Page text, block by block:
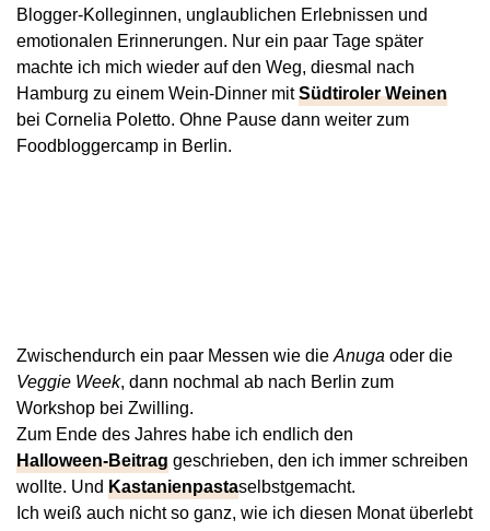
Blogger-Kolleginnen, unglaublichen Erlebnissen und
emotionalen Erinnerungen. Nur ein paar Tage später
machte ich mich wieder auf den Weg, diesmal nach
Hamburg zu einem Wein-Dinner mitSüdtiroler Weinen
bei Cornelia Poletto. Ohne Pause dann weiter zum
Foodbloggercamp in Berlin.
Zwischendurch ein paar Messen wie die Anuga oder die
Veggie Week, dann nochmal ab nach Berlin zum
Workshop bei Zwilling.
Zum Ende des Jahres habe ich endlich den
Halloween-Beitrag geschrieben, den ich immer schreiben
wollte. Und Kastanienpastaselbstgemacht.
Ich weiß auch nicht so ganz, wie ich diesen Monat überlebt